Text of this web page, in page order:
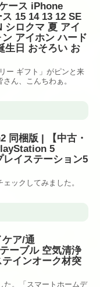
ース iPhone
15 14 13 12 SE
シロクマ 夏 アイ
アイホン ハード
生日 おそろい お
ー ギフト」がピンと来
ん、こんちわぁ。
同梱版 | 【中古・
5
イステーション5
ックしてみました。
ア/通
ーブル 空気清浄
インオーク材突
た。「スマートホームデ